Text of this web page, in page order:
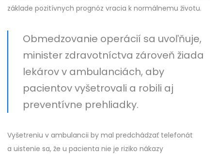
základe pozitívnych prognóz vracia k normálnemu životu.
Obmedzovanie operácií sa uvoľňuje,
minister zdravotníctva zároveň žiada
lekárov v ambulanciách, aby
pacientov vyšetrovali a robili aj
preventívne prehliadky.
Vyšetreniu v ambulancii by mal predchádzať telefonát
a uistenie sa, že u pacienta nie je riziko nákazy